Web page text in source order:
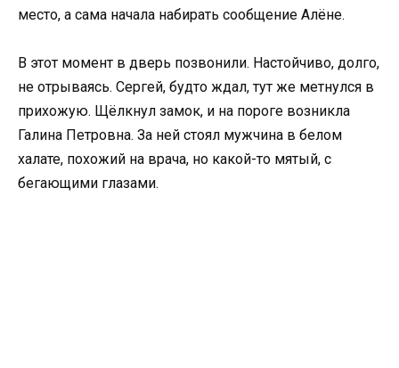
место, а сама начала набирать сообщение Алёне.
В этот момент в дверь позвонили. Настойчиво, долго,
не отрываясь. Сергей, будто ждал, тут же метнулся в
прихожую. Щёлкнул замок, и на пороге возникла
Галина Петровна. За ней стоял мужчина в белом
халате, похожий на врача, но какой-то мятый, с
бегающими глазами.